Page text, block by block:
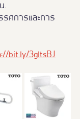
.
ศการและการ
bit.ly/3gltsBJ